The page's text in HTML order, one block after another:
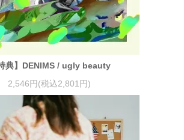
特典】DENIMS / ugly beauty
2,546円(税込2,801円)